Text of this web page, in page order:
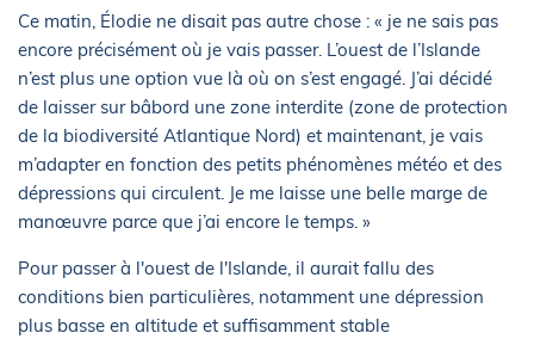
Ce matin, Élodie ne disait pas autre chose : « je ne sais pas
encore précisément où je vais passer. L’ouest de l’Islande
n’est plus une option vue là où on s’est engagé. J’ai décidé
de laisser sur bâbord une zone interdite (zone de protection
de la biodiversité Atlantique Nord) et maintenant, je vais
m’adapter en fonction des petits phénomènes météo et des
dépressions qui circulent. Je me laisse une belle marge de
manœuvre parce que j’ai encore le temps. »
Pour passer à l'ouest de l'Islande, il aurait fallu des
conditions bien particulières, notamment une dépression
plus basse en altitude et suffisamment stable